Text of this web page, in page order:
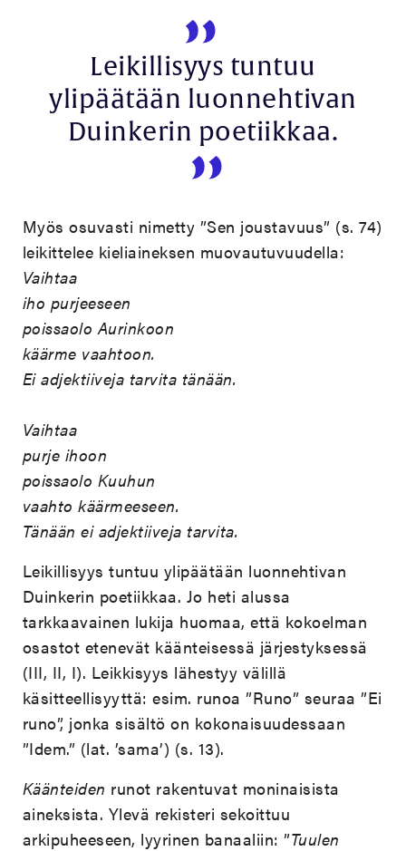
Leikillisyys tuntuu
ylipäätään luonnehtivan
Duinkerin poetiikkaa.
Myös osuvasti nimetty ”Sen joustavuus” (s. 74)
leikittelee kieliaineksen muovautuvuudella:
Vaihtaa
iho purjeeseen
poissaolo Aurinkoon
käärme vaahtoon.
Ei adjektiiveja tarvita tänään.
Vaihtaa
purje ihoon
poissaolo Kuuhun
vaahto käärmeeseen.
Tänään ei adjektiiveja tarvita.
Leikillisyys tuntuu ylipäätään luonnehtivan
Duinkerin poetiikkaa. Jo heti alussa
tarkkaavainen lukija huomaa, että kokoelman
osastot etenevät käänteisessä järjestyksessä
(III, II, I). Leikkisyys lähestyy välillä
käsitteellisyyttä: esim. runoa ”Runo” seuraa ”Ei
runo”, jonka sisältö on kokonaisuudessaan
”Idem.” (lat. ’sama’) (s. 13).
Käänteiden runot rakentuvat moninaisista
aineksista. Ylevä rekisteri sekoittuu
arkipuheeseen, lyyrinen banaaliin: ”Tuulen